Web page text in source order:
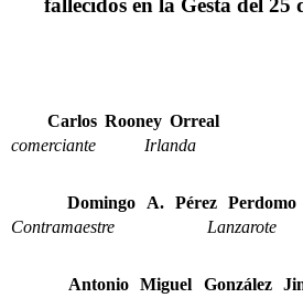
fallecidos en la Gesta del 25
Carlos Rooney Orreal
comerciante Irlanda
Domingo A. Pérez Perdomo
Contramaestre Lanzarote
Antonio Miguel González